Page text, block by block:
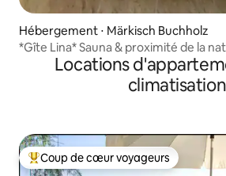
Hébergement ⋅ Märkisch Buchholz
*Gîte Lina* Sauna & proximité de la
Locations
climatisation
Coups de cœur voyageurs les plus
Coup de cœur voyageurs